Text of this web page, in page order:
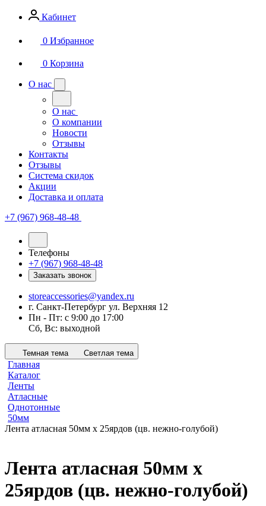
Кабинет
0 Избранное
0 Корзина
О нас
О нас
О компании
Новости
Отзывы
Контакты
Отзывы
Система скидок
Акции
Доставка и оплата
+7 (967) 968-48-48
Телефоны
+7 (967) 968-48-48
Заказать звонок
storeaccessories@yandex.ru
г. Санкт-Петербург ул. Верхняя 12
Пн - Пт: с 9:00 до 17:00
Сб, Вс: выходной
Темная тема Светлая тема
Главная
Каталог
Ленты
Атласные
Однотонные
50мм
Лента атласная 50мм х 25ярдов (цв. нежно-голубой)
Лента атласная 50мм х
25ярдов (цв. нежно-голубой)